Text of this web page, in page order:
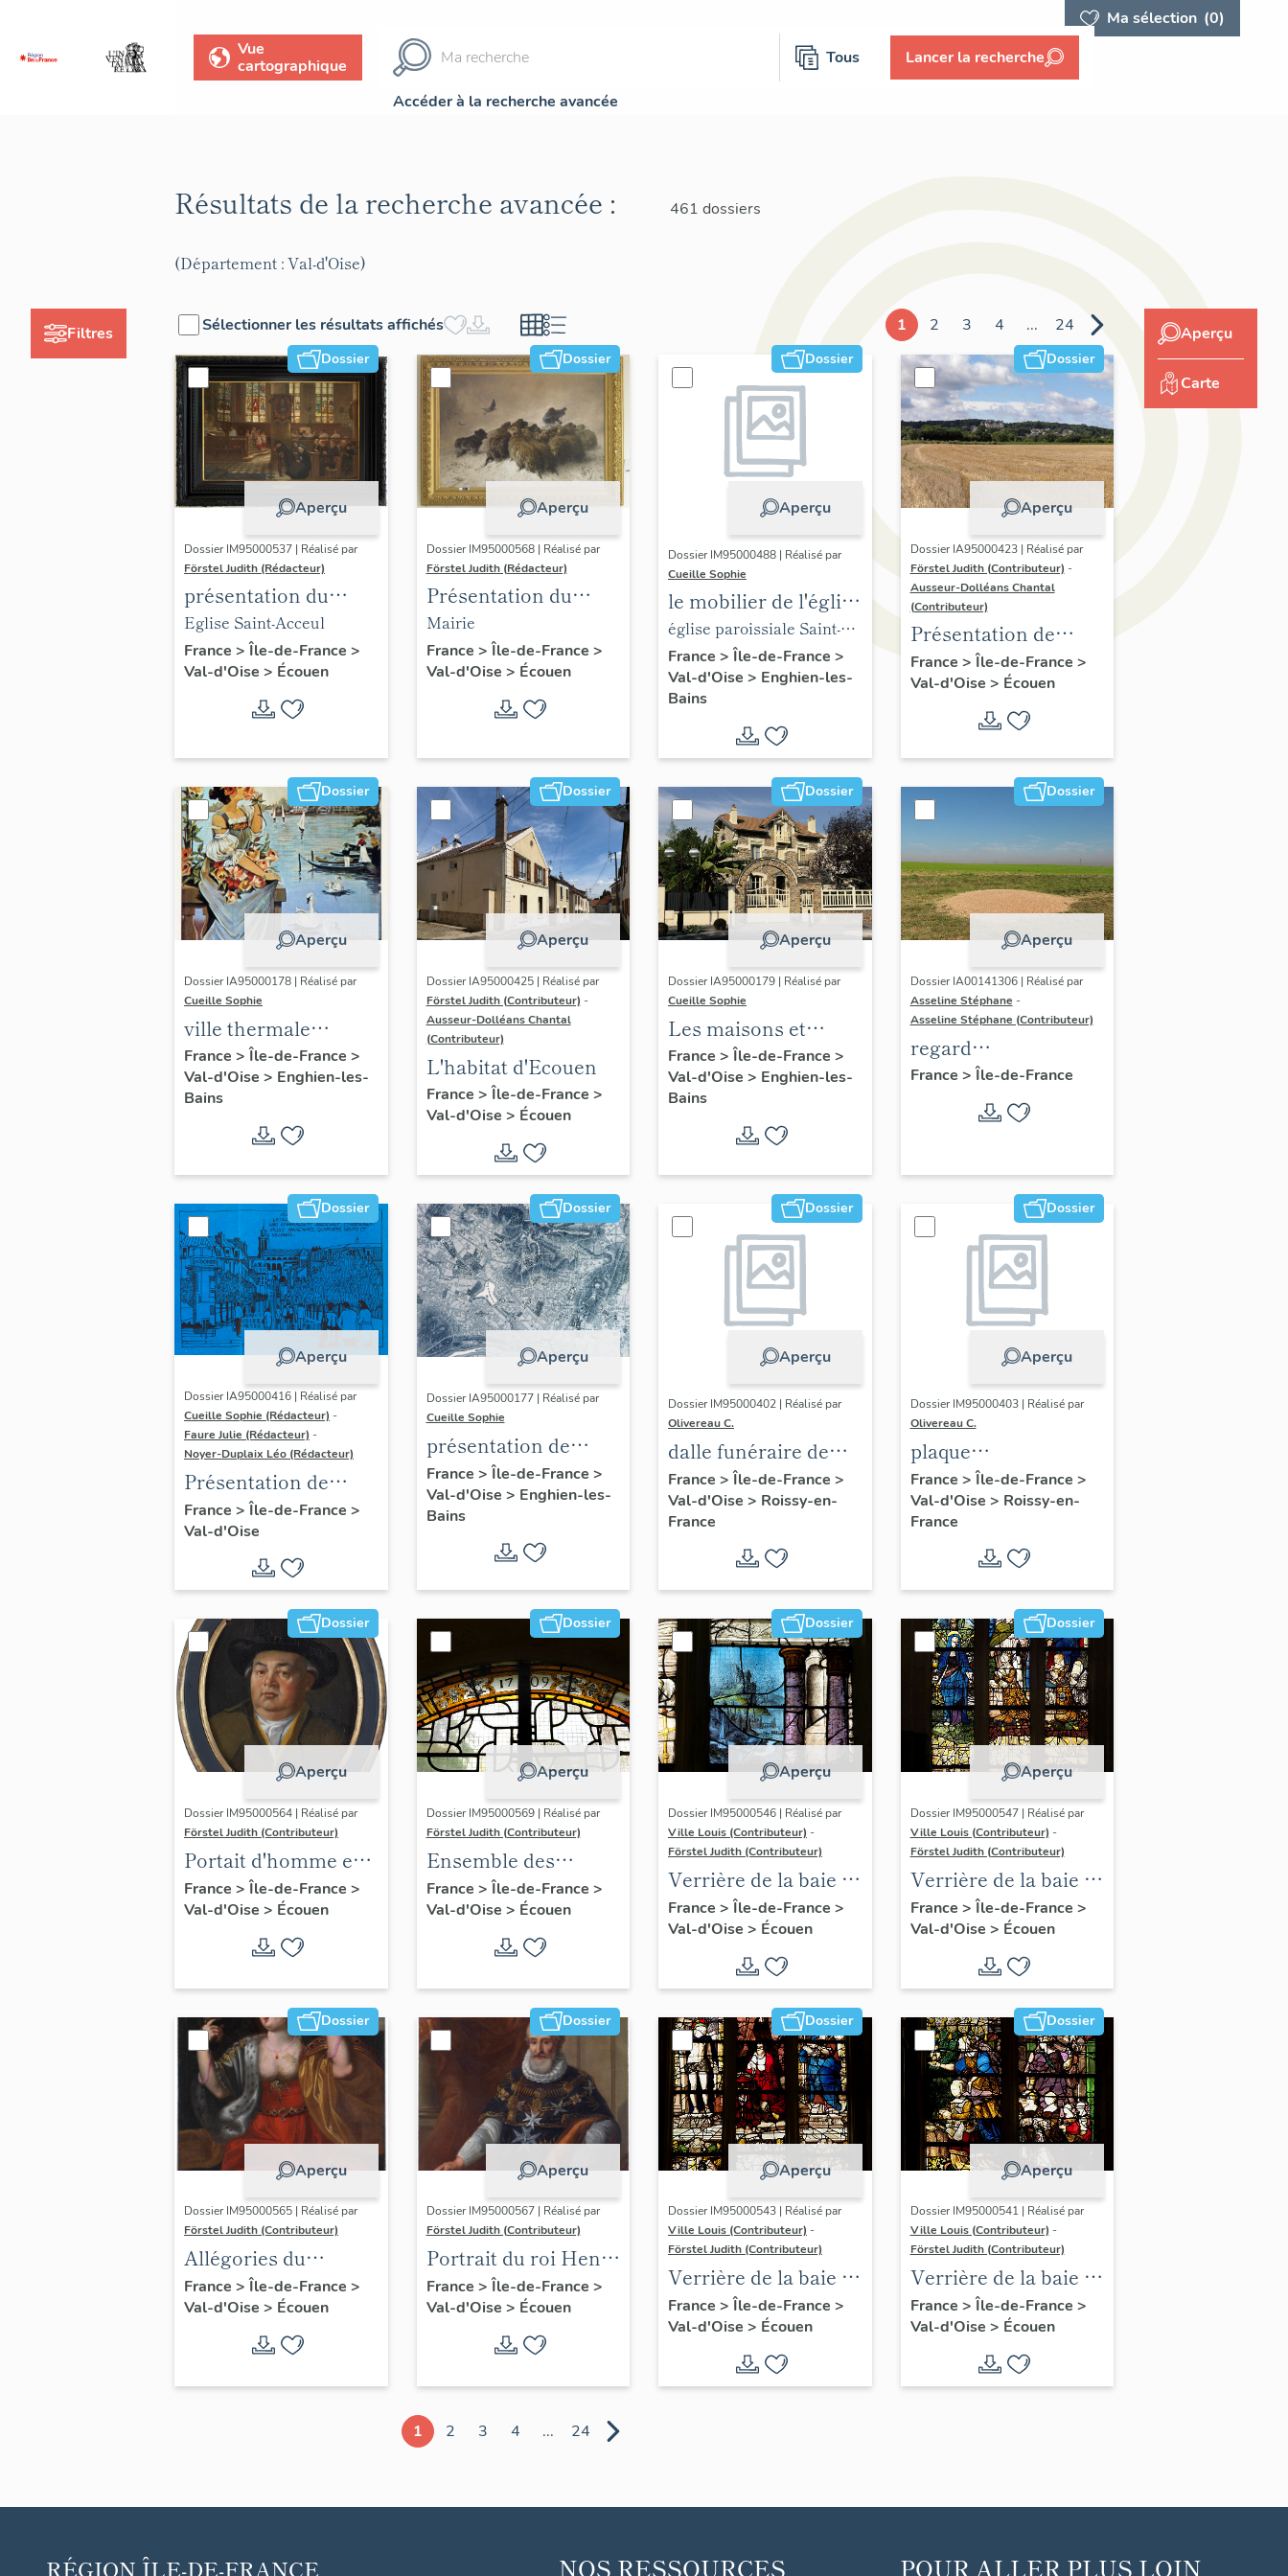
Ma sélection (0)
Vue
cartographique
Tous Lancer la recherche
Accéder à la recherche avancée
Filtres
Résultats de la recherche avancée : 461 dossiers
(Département : Val-d'Oise)
Sélectionner les résultats affichés 1 2 3 4 ... 24
Dossier
Aperçu
Dossier IM95000537 | Réalisé par
Förstel Judith (Rédacteur)
présentation du
mobilier de l'église
d'Ecouen
Eglise Saint-Acceul
France > Île-de-France >
Val-d'Oise > Écouen
Dossier
Aperçu
Dossier IM95000568 | Réalisé par
Förstel Judith (Rédacteur)
Présentation du
mobilier de la mairie
d'Ecouen
Mairie
France > Île-de-France >
Val-d'Oise > Écouen
Dossier
Aperçu
Dossier IM95000488 | Réalisé par
Cueille Sophie
le mobilier de l'église
paroissiale Saint-
Joseph
église paroissiale Saint-
Joseph
France > Île-de-France >
Val-d'Oise > Enghien-les-
Bains
Dossier
Aperçu
Dossier IA95000423 | Réalisé par
Förstel Judith (Contributeur) -
Ausseur-Dolléans Chantal
(Contributeur)
Présentation de
l'étude d'Ecouen
France > Île-de-France >
Val-d'Oise > Écouen
Dossier
Aperçu
Dossier IA95000178 | Réalisé par
Cueille Sophie
ville thermale
d'Enghien-les-Bains
France > Île-de-France >
Val-d'Oise > Enghien-les-
Bains
Dossier
Aperçu
Dossier IA95000425 | Réalisé par
Förstel Judith (Contributeur) -
Ausseur-Dolléans Chantal
(Contributeur)
L'habitat d'Ecouen
France > Île-de-France >
Val-d'Oise > Écouen
Dossier
Aperçu
Dossier IA95000179 | Réalisé par
Cueille Sophie
Les maisons et
immeubles
d'Enghien-les-Bains
France > Île-de-France >
Val-d'Oise > Enghien-les-
Bains
Dossier
Aperçu
Dossier IA00141306 | Réalisé par
Asseline Stéphane -
Asseline Stéphane (Contributeur)
regard
photographique sur
les paysages de la
Plaine de France.
France > Île-de-France
Dossier
Aperçu
Dossier IA95000416 | Réalisé par
Cueille Sophie (Rédacteur) -
Faure Julie (Rédacteur) -
Noyer-Duplaix Léo (Rédacteur)
Présentation de
l'étude du
patrimoine de
l'agglomération de
Cergy-Pontoise
France > Île-de-France >
Val-d'Oise
Dossier
Aperçu
Dossier IA95000177 | Réalisé par
Cueille Sophie
présentation de
l'étude du
patrimoine
d'Enghien-Les-Bains
France > Île-de-France >
Val-d'Oise > Enghien-les-
Bains
Dossier
Aperçu
Dossier IM95000402 | Réalisé par
Olivereau C.
dalle funéraire de
Jehan Balagne et
Toussaine de La Rue
France > Île-de-France >
Val-d'Oise > Roissy-en-
France
Dossier
Aperçu
Dossier IM95000403 | Réalisé par
Olivereau C.
plaque
commémorative :
Christ en croix et
donateur
France > Île-de-France >
Val-d'Oise > Roissy-en-
France
Dossier
Aperçu
Dossier IM95000564 | Réalisé par
Förstel Judith (Contributeur)
Portait d'homme en
médaillon ovale.
France > Île-de-France >
Val-d'Oise > Écouen
Dossier
Aperçu
Dossier IM95000569 | Réalisé par
Förstel Judith (Contributeur)
Ensemble des
verrières du XVIIIe
siècle
France > Île-de-France >
Val-d'Oise > Écouen
Dossier
Aperçu
Dossier IM95000546 | Réalisé par
Ville Louis (Contributeur) -
Förstel Judith (Contributeur)
Verrière de la baie 7 :
Dormition et
Assomption de la
France > Île-de-France >
Val-d'Oise > Écouen
Dossier
Aperçu
Dossier IM95000547 | Réalisé par
Ville Louis (Contributeur) -
Förstel Judith (Contributeur)
Verrière de la baie 8 :
Vierge de douleur,
avec la donatrice
Antoinette de la
Marck et ses filles
France > Île-de-France >
Val-d'Oise > Écouen
Dossier
Aperçu
Dossier IM95000565 | Réalisé par
Förstel Judith (Contributeur)
Allégories du
Toucher et de la
Vue.
France > Île-de-France >
Val-d'Oise > Écouen
Dossier
Aperçu
Dossier IM95000567 | Réalisé par
Förstel Judith (Contributeur)
Portrait du roi Henri
IV
France > Île-de-France >
Val-d'Oise > Écouen
Dossier
Aperçu
Dossier IM95000543 | Réalisé par
Ville Louis (Contributeur) -
Förstel Judith (Contributeur)
Verrière de la baie 4 :
le Péché Originel et
le Bon Pasteur, avec
donateur (Odet de
Coligny)
France > Île-de-France >
Val-d'Oise > Écouen
Dossier
Aperçu
Dossier IM95000541 | Réalisé par
Ville Louis (Contributeur) -
Förstel Judith (Contributeur)
Verrière de la baie 2 :
scènes de la Passion,
avec donatrices
France > Île-de-France >
Val-d'Oise > Écouen
1 2 3 4 ... 24
Aperçu
Carte
RÉGION ÎLE-DE-FRANCE NOS RESSOURCES POUR ALLER PLUS LOIN